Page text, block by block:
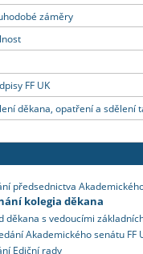
záměry
FF UK
děkana, opatření a sdělení
předsednictva
kolegia děkana
děkana s vedoucími
Akademického senátu FF
Ediční rady